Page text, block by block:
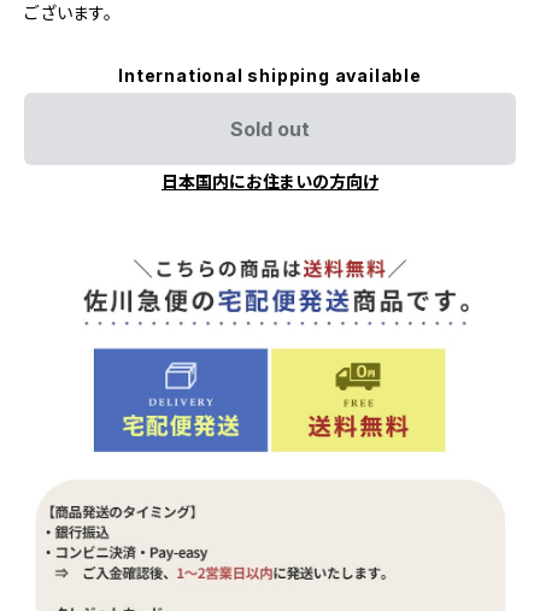
ございます。
International shipping available
Sold out
日本国内にお住まいの方向け